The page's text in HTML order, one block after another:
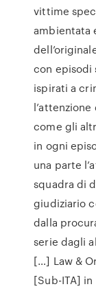
vittime
ambientata
con episodi
ispirati a
l’attenzione
come gli
in ogni
una parte
squadra di
giudiziario
dalla
serie dagli
[…] Law &
[Sub-ITA] in